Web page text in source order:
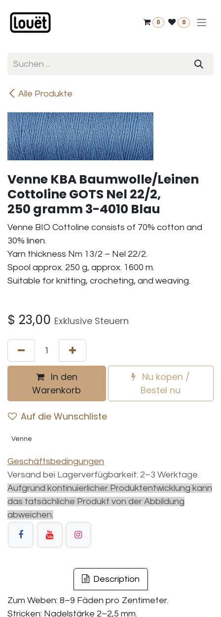
0 0
Alle Produkte
Venne KBA Baumwolle/Leinen
Cottoline GOTS Nel 22/2,
250 gramm 3-4010 Blau
Venne BIO Cottoline consists of 70% cotton and
30% linen.
Yarn thickness Nm 13/2 – Nel 22/2.
Spool approx. 250 g, approx. 1600 m.
Suitable for knitting, crocheting, and weaving.
$ 23,00 Exklusive Steuern
In den
Warenkorb
Nu kopen /
Bestel nu
Auf die Wunschliste
Venne
Geschäftsbedingungen
Versand bei Lagerverfügbarkeit: 2–3 Werktage.
Aufgrund kontinuierlicher Produktentwicklung kann
das tatsächliche Produkt von der Abbildung
abweichen.
Description
Zum Weben: 8–9 Fäden pro Zentimeter.
Stricken: Nadelstärke 2–2,5 mm.